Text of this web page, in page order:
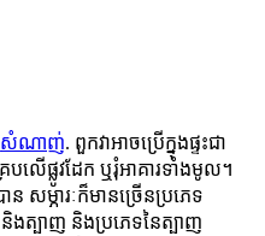
សំណាញ់. ពួកវាអាចប្រើក្នុងផ្ទះជា
លើផ្លូវដែក ឬរុំអាគារទាំងមូល។
ន សម្ភារៈក៏មានច្រើនប្រភេទ
ងត្បាញ និងប្រភេទនៃត្បាញ